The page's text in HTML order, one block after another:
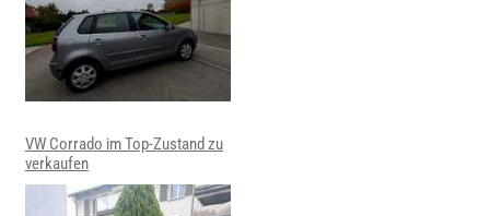
VW Corrado im Top-Zustand zu
verkaufen